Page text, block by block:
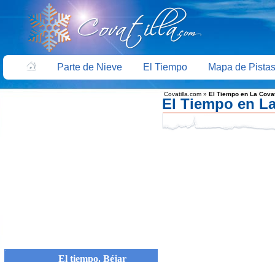
Parte de Nieve El Tiempo Mapa de Pistas
Covatilla.com » El Tiempo en La
El Tiempo en